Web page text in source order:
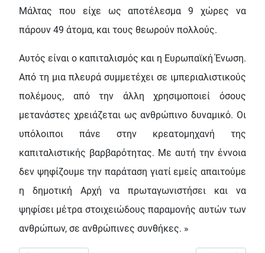
Μάλτας που είχε ως αποτέλεσμα 9 χώρες να
πάρουν 49 άτομα, και τους θεωρούν πολλούς.
Αυτός είναι ο καπιταλισμός και η Ευρωπαϊκή Ένωση.
Από τη μια πλευρά συμμετέχει σε ιμπεριαλιστικούς
πολέμους, από την άλλη χρησιμοποιεί όσους
μετανάστες χρειάζεται ως ανθρώπινο δυναμικό. Οι
υπόλοιποι πάνε στην κρεατομηχανή της
καπιταλιστικής βαρβαρότητας. Με αυτή την έννοια
δεν ψηφίζουμε την παράταση γιατί εμείς απαιτούμε
η δημοτική Αρχή να πρωταγωνιστήσει και να
ψηφίσει μέτρα στοιχειώδους παραμονής αυτών των
ανθρώπων, σε ανθρώπινες συνθήκες. »